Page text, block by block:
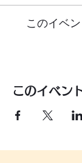
このイベ
このイベン